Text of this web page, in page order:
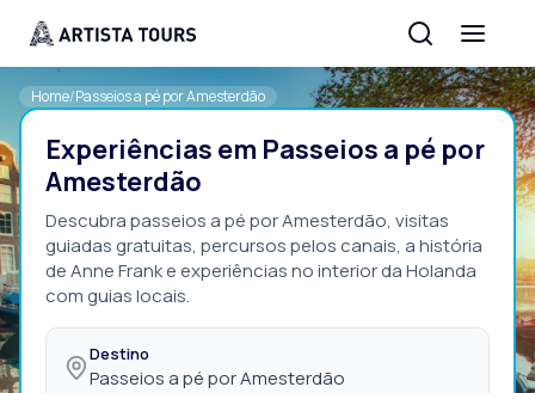
Home/Passeios a pé por Amesterdão
Experiências em Passeios a pé por
Amesterdão
Descubra passeios a pé por Amesterdão, visitas
guiadas gratuitas, percursos pelos canais, a história
de Anne Frank e experiências no interior da Holanda
com guias locais.
Destino
Passeios a pé por Amesterdão